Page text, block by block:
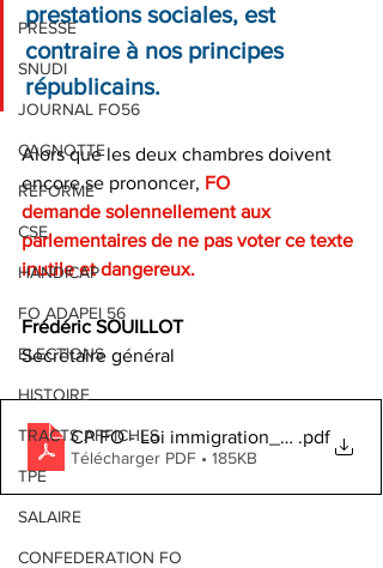
PRESSE
SNUDI
JOURNAL FO56
CAGNOTTE
REFORME
CSE
HANDICAP
FO ADAPEI 56
ELECTIONS
HISTOIRE
TRACTS AFFICHES
TPE
SALAIRE
CONFEDERATION FO
prestations sociales, est
contraire à nos principes
républicains.
Alors que les deux chambres doivent
encore se prononcer, FO
demande solennellement aux
parlementaires de ne pas voter ce texte
inutile et dangereux.
Frédéric SOUILLOT
Secrétaire général
CP FO - Loi immigration_un texte
.pdf
Télécharger PDF • 185KB